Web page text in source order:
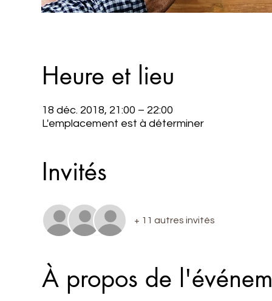
Heure et lieu
18 déc. 2018, 21:00 – 22:00
L'emplacement est à déterminer
Invités
+ 11 autres invités
À propos de